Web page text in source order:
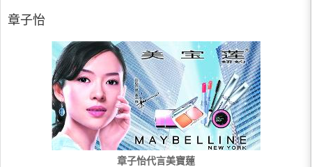
章子怡
章子怡代言美寶蓮